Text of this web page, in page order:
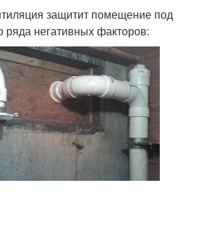
защитит помещение под
ряда негативных факторов: